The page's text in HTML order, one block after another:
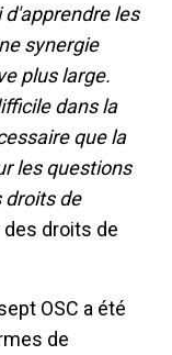
les
synergie
plus large.
dans la
que la
les questions
droits de
droits de
OSC a été
de